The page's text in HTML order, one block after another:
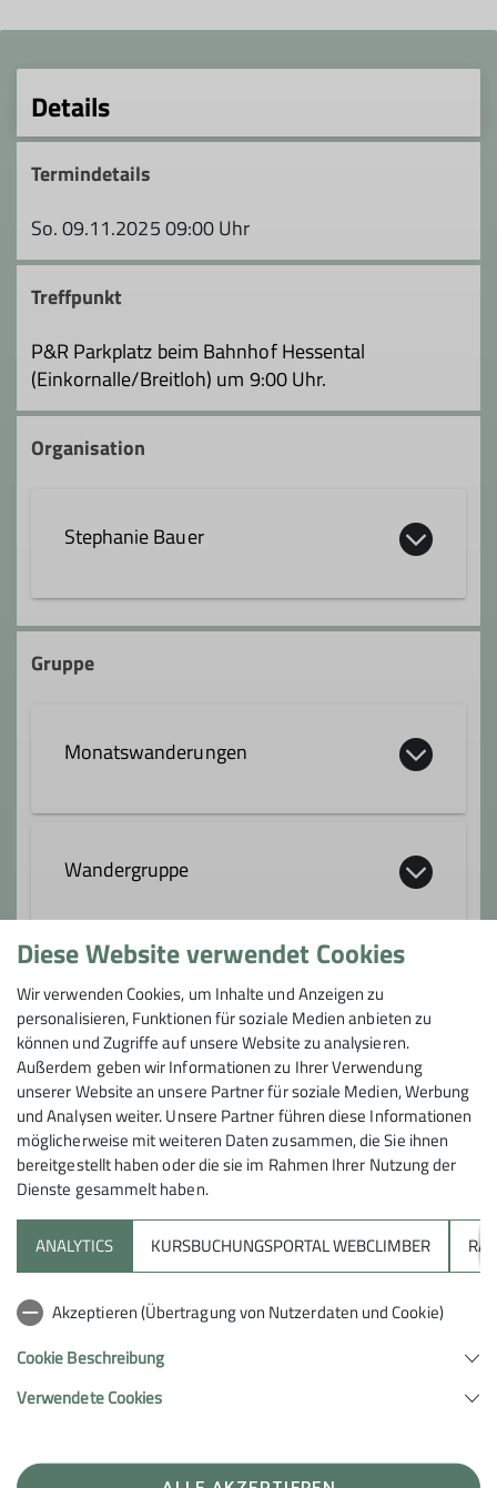
Details
Termindetails
So. 09.11.2025 09:00 Uhr
Treffpunkt
P&R Parkplatz beim Bahnhof Hessental
(Einkornalle/Breitloh) um 9:00 Uhr.
Organisation
Stephanie Bauer
stephanie.bauer@dav-heilbronn.de
Gruppe
Monatswanderungen
Wandergruppe
Du magst Wandern und die Natur rund
um Heilbronn? Dann komm mit uns! Wir
sind draußen zu Hause – und machen
monatliche Wanderungen in der Region –
gemütlich und gemeinsam.
Wir sind die Wandergruppe der Sektion
Heilbronn.
Wir lieben die Natur und wandern gerne
zusammen.
Jeden Monat machen wir eine
Tageswanderung in der Region.
Heilbronn
Hohenloher Land
Odenwald
Schwarzwald
Pfalz
Anmeldung
Bei Stephanie Bauer unter:stephanie.bauer@dav-
heilbronn.de
Unterstütze uns
Sektion Heilbronn des Deutschen Alpenvereins e.V.
Diese Website verwendet Cookies
Wir verwenden Cookies, um Inhalte und Anzeigen zu
personalisieren, Funktionen für soziale Medien anbieten zu
können und Zugriffe auf unsere Website zu analysieren.
Außerdem geben wir Informationen zu Ihrer Verwendung
unserer Website an unsere Partner für soziale Medien, Werbung
und Analysen weiter. Unsere Partner führen diese Informationen
möglicherweise mit weiteren Daten zusammen, die Sie ihnen
bereitgestellt haben oder die sie im Rahmen Ihrer Nutzung der
Dienste gesammelt haben.
ANALYTICS KURSBUCHUNGSPORTAL WEBCLIMBER
Akzeptieren (Übertragung von Nutzerdaten und Cookie)
Cookie Beschreibung
Verwendete Cookies